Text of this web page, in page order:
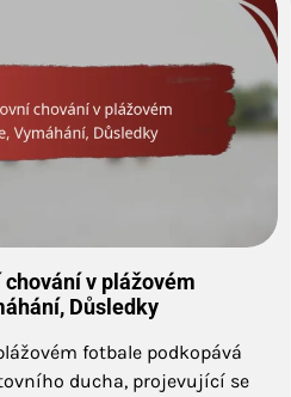
v plážovém
Důsledky
fotbale podkopává
ducha, projevující se